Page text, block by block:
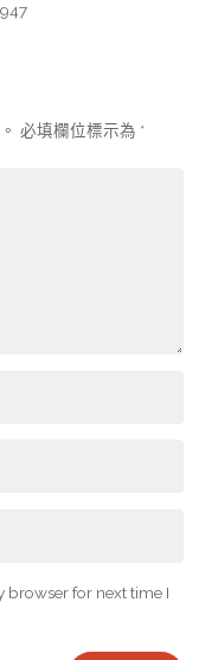
必填欄位標示為 *
browser for next time I